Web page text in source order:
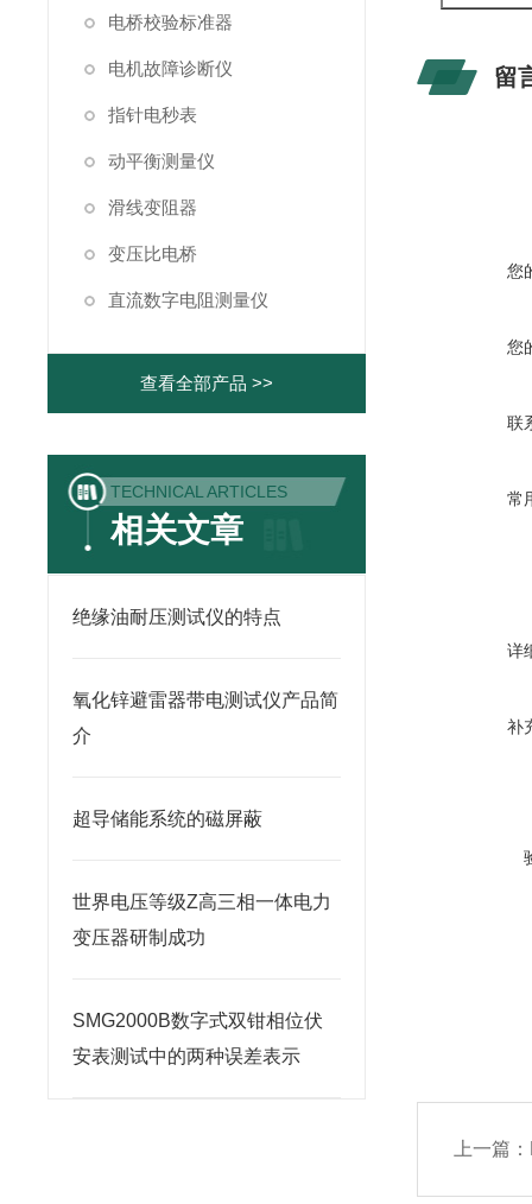
电桥校验标准器
电机故障诊断仪
指针电秒表
动平衡测量仪
滑线变阻器
变压比电桥
直流数字电阻测量仪
查看全部产品 >>
TECHNICAL ARTICLES
相关文章
绝缘油耐压测试仪的特点
氧化锌避雷器带电测试仪产品简
介
超导储能系统的磁屏蔽
世界电压等级Z高三相一体电力
变压器研制成功
SMG2000B数字式双钳相位伏
安表测试中的两种误差表示
留
您
您
联
常
详
补
上一篇：